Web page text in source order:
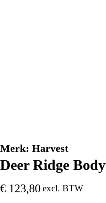
Merk: Harvest
Deer Ridge
€ 123,80 excl. BTW